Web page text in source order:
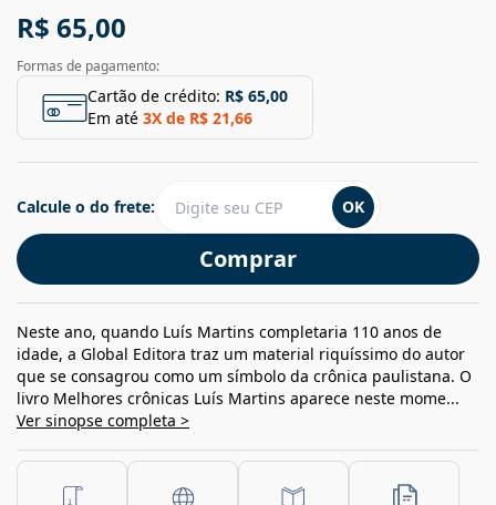
R$ 65,00
Formas de pagamento:
Cartão de crédito: R$ 65,00
Em até 3X de R$ 21,66
Comprar
Calcule o do frete: OK
Neste ano, quando Luís Martins completaria 110 anos de
idade, a Global Editora traz um material riquíssimo do autor
que se consagrou como um símbolo da crônica paulistana. O
livro Melhores crônicas Luís Martins aparece neste mome...
Ver sinopse completa >